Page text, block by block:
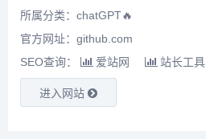
所属分类： chatGPT🔥
官方网址：github.com
SEO查询：
爱站网 站长工具
进入网站